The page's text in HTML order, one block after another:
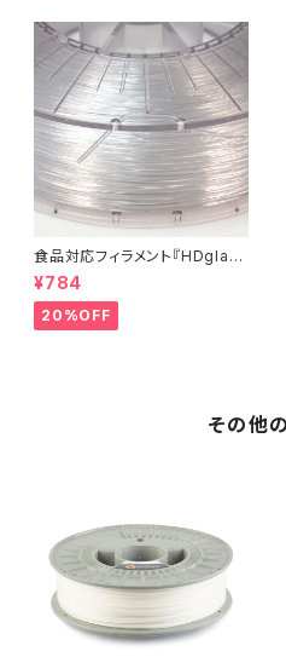
食品対応フィラメント『HDglas
s』：お試しサンプル 10M
¥784
20%OFF
その他